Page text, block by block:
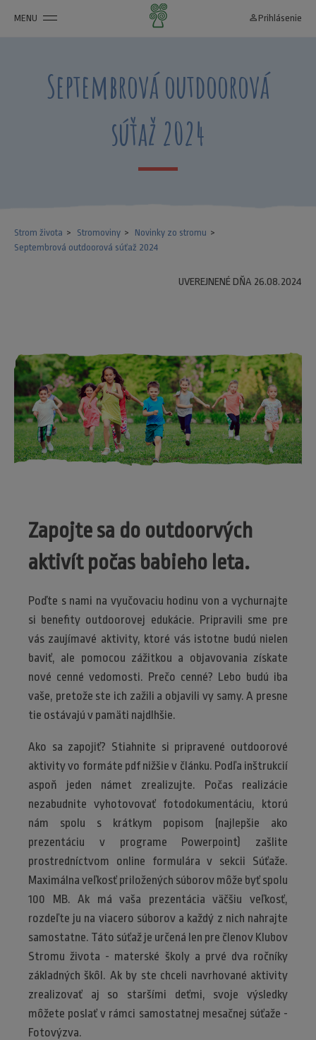
MENU person_outline Prihlásenie
Septembrová outdoorová
súťaž 2024
Strom života Stromoviny
Novinky zo stromu
Septembrová outdoorová súťaž 2024
UVEREJNENÉ DŇA 26.08.2024
Zapojte sa do outdoorvých
aktivít počas babieho leta.
Poďte s nami na vyučovaciu hodinu von a vychurnajte
si benefity outdoorovej edukácie. Pripravili sme pre
vás zaujímavé aktivity, ktoré vás istotne budú nielen
baviť, ale pomocou zážitkou a objavovania získate
nové cenné vedomosti. Prečo cenné? Lebo budú iba
vaše, pretože ste ich zažili a objavili vy samy. A presne
tie ostávajú v pamäti najdlhšie.
Ako sa zapojiť? Stiahnite si pripravené outdoorové
aktivity vo formáte pdf nižšie v článku. Podľa inštrukcií
aspoň jeden námet zrealizujte. Počas realizácie
nezabudnite vyhotovovať fotodokumentáciu, ktorú
nám spolu s krátkym popisom (najlepšie ako
prezentáciu v programe Powerpoint) zašlite
prostredníctvom online formulára v sekcii Súťaže.
Maximálna veľkosť priložených súborov môže byť spolu
100 MB. Ak má vaša prezentácia väčšiu veľkosť,
rozdeľte ju na viacero súborov a každý z nich nahrajte
samostatne. Táto súťaž je určená len pre členov Klubov
Stromu života - materské školy a prvé dva ročníky
základných škôl. Ak by ste chceli navrhované aktivity
zrealizovať aj so staršími deťmi, svoje výsledky
môžete poslať v rámci samostatnej mesačnej súťaže -
Fotovýzva.